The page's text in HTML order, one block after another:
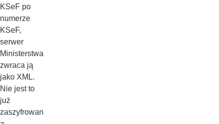
KSeF po
numerze
KSeF,
serwer
Ministerstwa
zwraca ją
jako XML.
Nie jest to
już
zaszyfrowan